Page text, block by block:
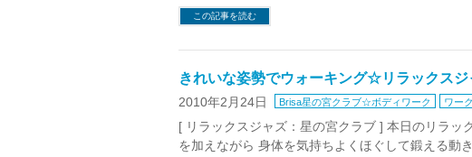
この記事を読む
きれいな姿勢でウォーキング☆リラックス
2010年2月24日 Brisa星の宮クラブ☆ボディワーク ワー
[ リラックスジャズ：星の宮クラブ ] 本日のリラッ
を加えながら 身体を気持ちよくほぐして鍛える動